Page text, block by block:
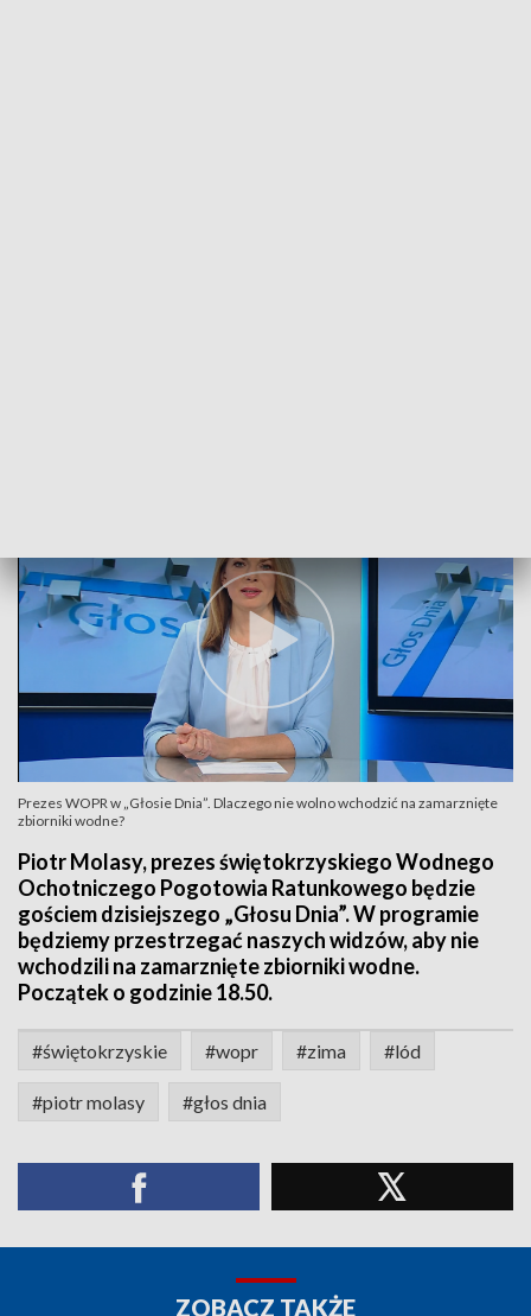
Prezes WOPR w „Głosie Dnia”. Dlaczego nie wolno wchodzić na zamarznięte
zbiorniki wodne?
Piotr Molasy, prezes świętokrzyskiego Wodnego
Ochotniczego Pogotowia Ratunkowego będzie
gościem dzisiejszego „Głosu Dnia”. W programie
będziemy przestrzegać naszych widzów, aby nie
wchodzili na zamarznięte zbiorniki wodne.
Początek o godzinie 18.50.
#świętokrzyskie #wopr #zima #lód
#piotr molasy #głos dnia
ZOBACZ TAKŻE